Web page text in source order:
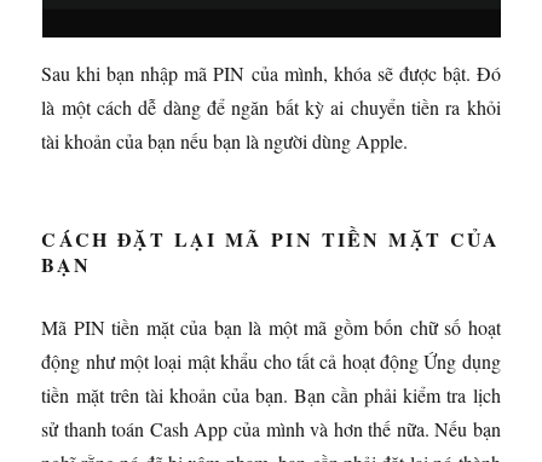
Sau khi bạn nhập mã PIN của mình, khóa sẽ được bật. Đó
là một cách dễ dàng để ngăn bất kỳ ai chuyển tiền ra khỏi
tài khoản của bạn nếu bạn là người dùng Apple.
CÁCH ĐẶT LẠI MÃ PIN TIỀN MẶT CỦA
BẠN
Mã PIN tiền mặt của bạn là một mã gồm bốn chữ số hoạt
động như một loại mật khẩu cho tất cả hoạt động Ứng dụng
tiền mặt trên tài khoản của bạn. Bạn cần phải kiểm tra lịch
sử thanh toán Cash App của mình và hơn thế nữa. Nếu bạn